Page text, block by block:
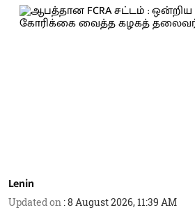
Lenin
Updated on :8 August 2026, 11:39 AM